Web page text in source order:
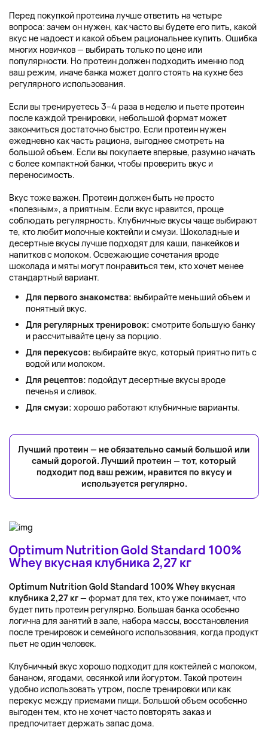
Перед покупкой протеина лучше ответить на четыре
вопроса: зачем он нужен, как часто вы будете его пить, какой
вкус не надоест и какой объем рациональнее купить. Ошибка
многих новичков — выбирать только по цене или
популярности. Но протеин должен подходить именно под
ваш режим, иначе банка может долго стоять на кухне без
регулярного использования.
Если вы тренируетесь 3–4 раза в неделю и пьете протеин
после каждой тренировки, небольшой формат может
закончиться достаточно быстро. Если протеин нужен
ежедневно как часть рациона, выгоднее смотреть на
большой объем. Если вы покупаете впервые, разумно начать
с более компактной банки, чтобы проверить вкус и
переносимость.
Вкус тоже важен. Протеин должен быть не просто
«полезным», а приятным. Если вкус нравится, проще
соблюдать регулярность. Клубничные вкусы чаще выбирают
те, кто любит молочные коктейли и смузи. Шоколадные и
десертные вкусы лучше подходят для каши, панкейков и
напитков с молоком. Освежающие сочетания вроде
шоколада и мяты могут понравиться тем, кто хочет менее
стандартный вариант.
Для первого знакомства: выбирайте меньший объем и
понятный вкус.
Для регулярных тренировок: смотрите большую банку
и рассчитывайте цену за порцию.
Для перекусов: выбирайте вкус, который приятно пить с
водой или молоком.
Для рецептов: подойдут десертные вкусы вроде
печенья и сливок.
Для смузи: хорошо работают клубничные варианты.
Лучший протеин — не обязательно самый большой или
самый дорогой. Лучший протеин — тот, который
подходит под ваш режим, нравится по вкусу и
используется регулярно.
Optimum Nutrition Gold Standard 100%
Whey вкусная клубника 2,27 кг
Optimum Nutrition Gold Standard 100% Whey вкусная
клубника 2,27 кг— формат для тех, кто уже понимает, что
будет пить протеин регулярно. Большая банка особенно
логична для занятий в зале, набора массы, восстановления
после тренировок и семейного использования, когда продукт
пьет не один человек.
Клубничный вкус хорошо подходит для коктейлей с молоком,
бананом, ягодами, овсянкой или йогуртом. Такой протеин
удобно использовать утром, после тренировки или как
перекус между приемами пищи. Большой объем особенно
выгоден тем, кто не хочет часто повторять заказ и
предпочитает держать запас дома.